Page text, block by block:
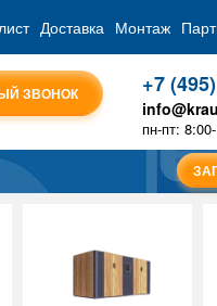
Доставка Монтаж
ЗВОНОК +7
пн-пт: